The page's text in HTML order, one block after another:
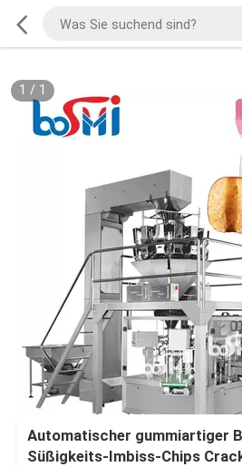
1 / 1
Automatischer gummiartiger
Süßigkeits-Imbiss-Chips